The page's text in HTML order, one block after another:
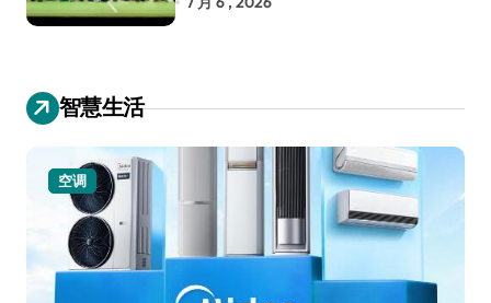
智慧生活
空调